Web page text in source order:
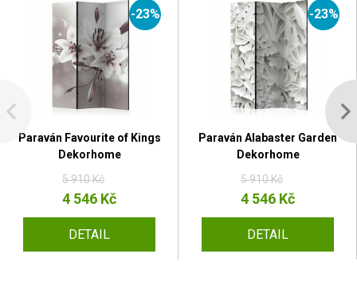
-23%
Paraván Favourite of Kings
Dekorhome
5 910 Kč
4 546 Kč
DETAIL
-23%
Paraván Alabaster Garden
Dekorhome
5 910 Kč
4 546 Kč
DETAIL